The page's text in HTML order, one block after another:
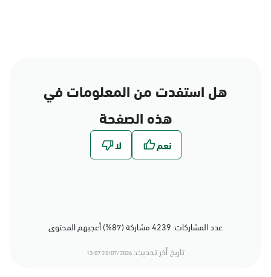
هل استفدت من المعلومات في
هذه الصفحة
عدد المشاركات: 4239 مشاركة (87%) أعجبهم المحتوى
تاريخ أخر تحديث: 20/07/2026 13:07